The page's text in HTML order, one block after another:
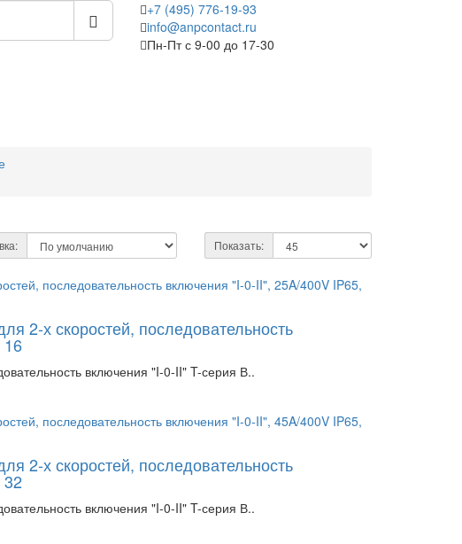
+7 (495) 776-19-93
info@anpcontact.ru
Пн-Пт с 9-00 до 17-30
Показать:
2-х скоростей, последовательность
16
включения "I-0-II" T-серия В..
2-х скоростей, последовательность
32
включения "I-0-II" T-серия В..